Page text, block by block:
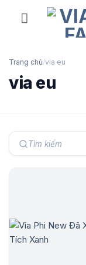
Trang chủ/via eu
via eu